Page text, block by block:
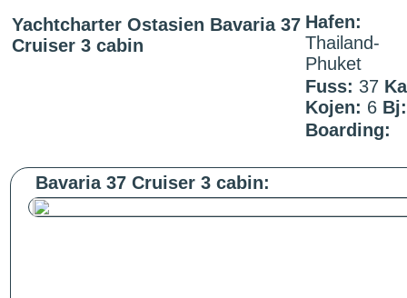
Yachtcharter Ostasien Bavaria 37
Cruiser 3 cabin
Hafen:
Thailand-
Phuket
Fuss: 37
Kojen: 6 Bj:
Boarding:
Bavaria 37 Cruiser 3 cabin: